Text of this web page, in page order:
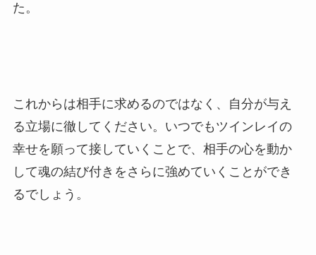
た。
これからは相手に求めるのではなく、自分が与え
る立場に徹してください。いつでもツインレイの
幸せを願って接していくことで、相手の心を動か
して魂の結び付きをさらに強めていくことができ
るでしょう。